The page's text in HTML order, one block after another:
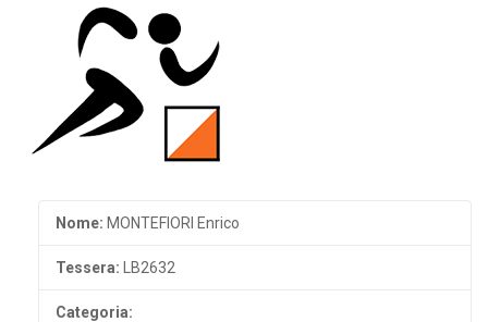
Nome: MONTEFIORI Enrico
Tessera: LB2632
Categoria: